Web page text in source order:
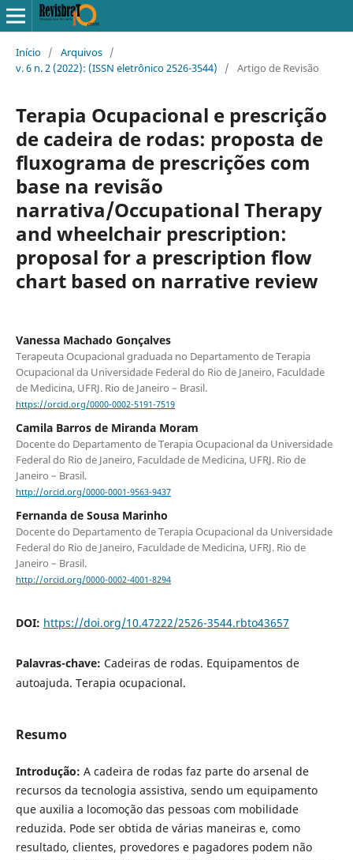
Início / Arquivos /
v. 6 n. 2 (2022): (ISSN eletrônico 2526-3544)
/ Artigo de Revisão
Terapia Ocupacional e prescrição
de cadeira de rodas: proposta de
fluxograma de prescrições com
base na revisão
narrativa/Occupational Therapy
and wheelchair prescription:
proposal for a prescription flow
chart based on narrative review
Vanessa Machado Gonçalves
Terapeuta Ocupacional graduada no Departamento de Terapia
Ocupacional da Universidade Federal do Rio de Janeiro, Faculdade
de Medicina, UFRJ. Rio de Janeiro – Brasil.
https://orcid.org/0000-0002-5191-7519
Camila Barros de Miranda Moram
Docente do Departamento de Terapia Ocupacional da Universidade
Federal do Rio de Janeiro, Faculdade de Medicina, UFRJ. Rio de
Janeiro – Brasil.
http://orcid.org/0000-0001-9563-9437
Fernanda de Sousa Marinho
Docente do Departamento de Terapia Ocupacional da Universidade
Federal do Rio de Janeiro, Faculdade de Medicina, UFRJ. Rio de
Janeiro – Brasil.
http://orcid.org/0000-0002-4001-8294
DOI: https://doi.org/10.47222/2526-3544.rbto43657
Palavras-chave: Cadeiras de rodas. Equipamentos de
autoajuda. Terapia ocupacional.
Resumo
Introdução: A cadeira de rodas faz parte do arsenal de
recursos da tecnologia assistiva, sendo um equipamento
que auxilia a locomoção das pessoas com mobilidade
reduzida. Pode ser obtida de várias maneiras e, como
resultado, clientes, provedores e pagadores podem não